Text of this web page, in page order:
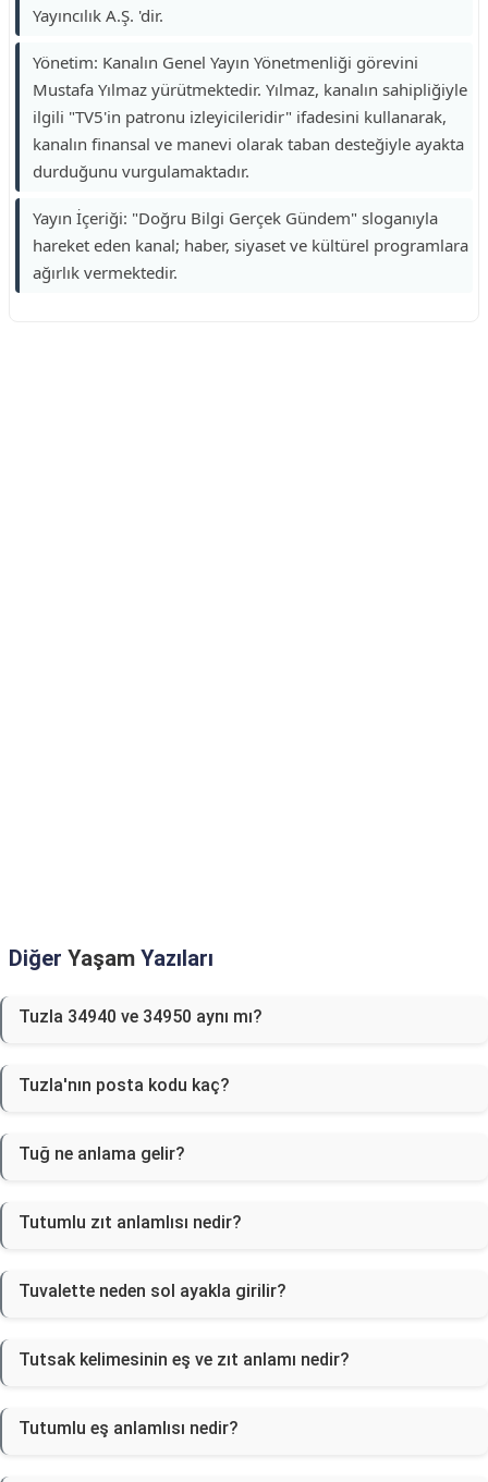
Yayıncılık A.Ş. 'dir.
Yönetim: Kanalın Genel Yayın Yönetmenliği görevini
Mustafa Yılmaz yürütmektedir. Yılmaz, kanalın sahipliğiyle
ilgili "TV5'in patronu izleyicileridir" ifadesini kullanarak,
kanalın finansal ve manevi olarak taban desteğiyle ayakta
durduğunu vurgulamaktadır.
Yayın İçeriği: "Doğru Bilgi Gerçek Gündem" sloganıyla
hareket eden kanal; haber, siyaset ve kültürel programlara
ağırlık vermektedir.
Diğer Yaşam Yazıları
Tuzla 34940 ve 34950 aynı mı?
Tuzla'nın posta kodu kaç?
Tuğ ne anlama gelir?
Tutumlu zıt anlamlısı nedir?
Tuvalette neden sol ayakla girilir?
Tutsak kelimesinin eş ve zıt anlamı nedir?
Tutumlu eş anlamlısı nedir?